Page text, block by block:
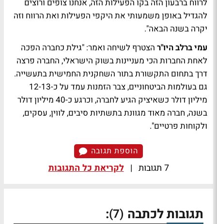
לרווח ברבעון הזה בקו הפעילות הזה, אנחנו צופים ורוצים
להגדיל באופן משמעותי את היקפי הפעילות ואת הרווח וזה
יקרה בשנה הבאה".
עמי ברלב היו"ר הצטרף לשיחה ואמר: "גילת כחברה הפכה
לאחת החברות הכי מעניינות בשוק הישראלי, החברה פרצה
דרך בתחום התקשורת בתור השחקנית החמישית בתעשייה.
גם בעולמות הביטחוניים, צבר הזמנות עמד על כ-12-13
מיליון דולר כשאיציק הגיע לחברה, וכרגע כ-40 מיליון דולר
בשנה, חברה מאוד מגוונת בתשתיות סיבים, לווין, עסקים,
ולקוחות פרטיים".
הוספת תגובה
7 תגובות | לקריאת כל התגובות
תגובות לכתבה (7)
: